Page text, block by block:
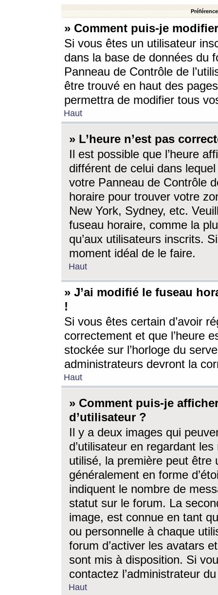
» Comment puis-je
Si vous êtes un utilisateur
dans la base de données du
Panneau de Contrôle de
être trouvé en haut des
permettra de modifier tous
Haut
» L’heure n’est pas
Il est possible que l’heure
différent de celui dans
votre Panneau de Contrôle
horaire pour trouver votre
New York, Sydney, etc.
fuseau horaire, comme la
qu’aux utilisateurs inscrits.
moment idéal de le faire.
Haut
» J’ai modifié le fuseau
!
Si vous êtes certain d’avoir
correctement et que l’heure
stockée sur l’horloge du
administrateurs devront la
Haut
» Comment puis-je
d’utilisateur ?
Il y a deux images qui
d’utilisateur en regardant
utilisé, la première peut être
généralement en forme
indiquent le nombre de
statut sur le forum. La
image, est connue en tant
ou personnelle à chaque
forum d’activer les avatars
sont mis à disposition. Si
contactez l’administrateur
Haut